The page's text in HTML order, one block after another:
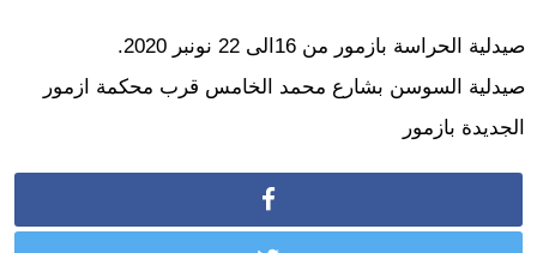
صيدلية الحراسة بازمور من 16الى 22 نونبر 2020.
صيدلية السوسن بشارع محمد الخامس قرب محكمة ازمور
الجديدة بازمور